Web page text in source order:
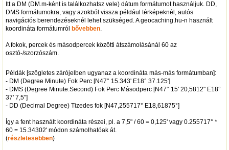
Itt a DM (DM.m-ként is találkozhatsz vele) dátum formátumot használjuk. DD,
DMS formátumokra, vagy azokból vissza például térképeknél, autós
navigációs berendezéseknél lehet szükséged. A geocaching.hu-n használt
koordináta formátumról bővebben.
A fokok, percek és másodpercek közötti átszámolásánál 60 az
osztó-/szorzószám.
Példák [szögletes zárójelben ugyanaz a koordináta más-más formátumban]:
- DM (Degree Minute) Fok Perc [N47° 15.343' E18° 37.125']
- DMS (Degree Minute:Second) Fok Perc Másodperc [N47° 15' 20,5812" E18°
37' 7,5"]
- DD (Decimal Degree) Tizedes fok [N47,255717° E18,61875°]
Így a fent használt koordináta részei, pl. a 7,5" / 60 = 0,125' vagy 0.255717° *
60 = 15.34302' módon számolhatóak át.
(részletesebben)